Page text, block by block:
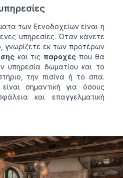
των ξενοδοχείων είναι η
υπηρεσίες. Όταν κάνετε
γνωρίζετε εκ των προτέρων
και τιςπαροχές που θα
υπηρεσία δωματίου και το
την πισίνα ή το σπα.
σημαντική για όσους
και επαγγελματική